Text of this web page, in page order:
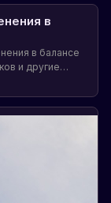
в
в балансе
и другие
Rust и